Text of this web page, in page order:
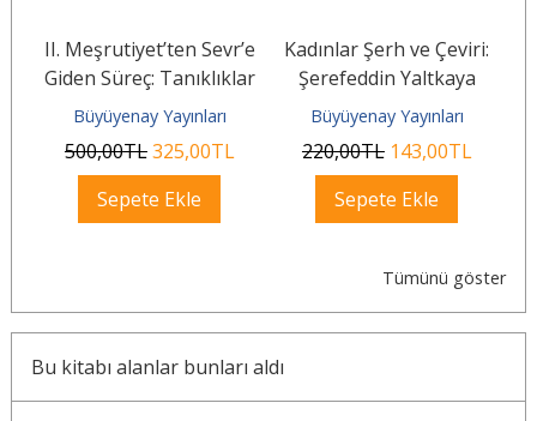
II. Meşrutiyet’ten Sevr’e
Giden Süreç: Tanıklıklar
(1908–1920)
Büyüyenay Yayınları
500,00TL325,00TL
Sepete Ekle
Kadınlar Şerh ve Çeviri:
Şerefeddin Yaltkaya
Büyüyenay Yayınları
220,00TL 143,00TL
Sepete Ekle
Tümünü göster
Bu kitabı alanlar bunları aldı